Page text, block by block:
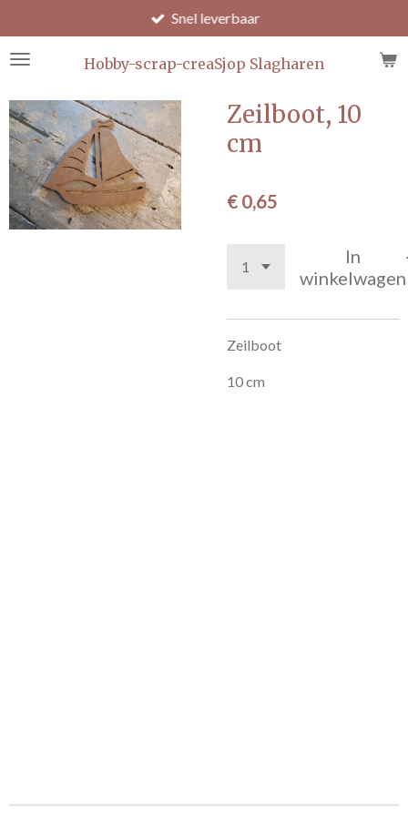
direct
naar
hoofdinhoud
Hobby-scrap-creaSjop Slagharen
Snel leverbaar
Zeilboot, 10
cm
€ 0,65
In
winkelwagen
Zeilboot
10 cm